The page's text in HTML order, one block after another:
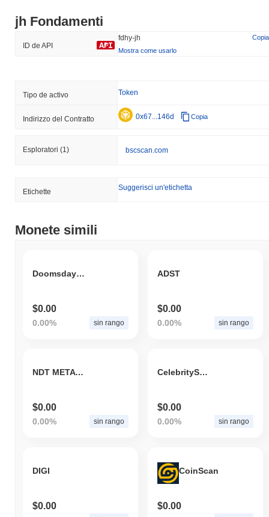
jh Fondamenti
ID de API
fdhy-jh
Copia
Mostra come usarlo
Tipo de activo Token
Indirizzo del Contratto 0x67...146d Copia
Esploratori (1) bscscan.com
Etichette Suggerisci un'etichetta
Monete simili
Doomsday Guardian Token
$0.00
0.00% sin rango
ADST
$0.00
0.00% sin rango
NDT METAVERSE
$0.00
0.00% sin rango
CelebritySwap Token
$0.00
0.00% sin rango
DIGI
$0.00
CoinScan
$0.00